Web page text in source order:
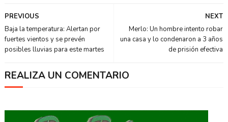
NEXT
Merlo: Un hombre intento robar
una casa y lo condenaron a 3 años
de prisión efectiva
PREVIOUS
Baja la temperatura: Alertan por
fuertes vientos y se prevén
posibles lluvias para este martes
REALIZA UN COMENTARIO